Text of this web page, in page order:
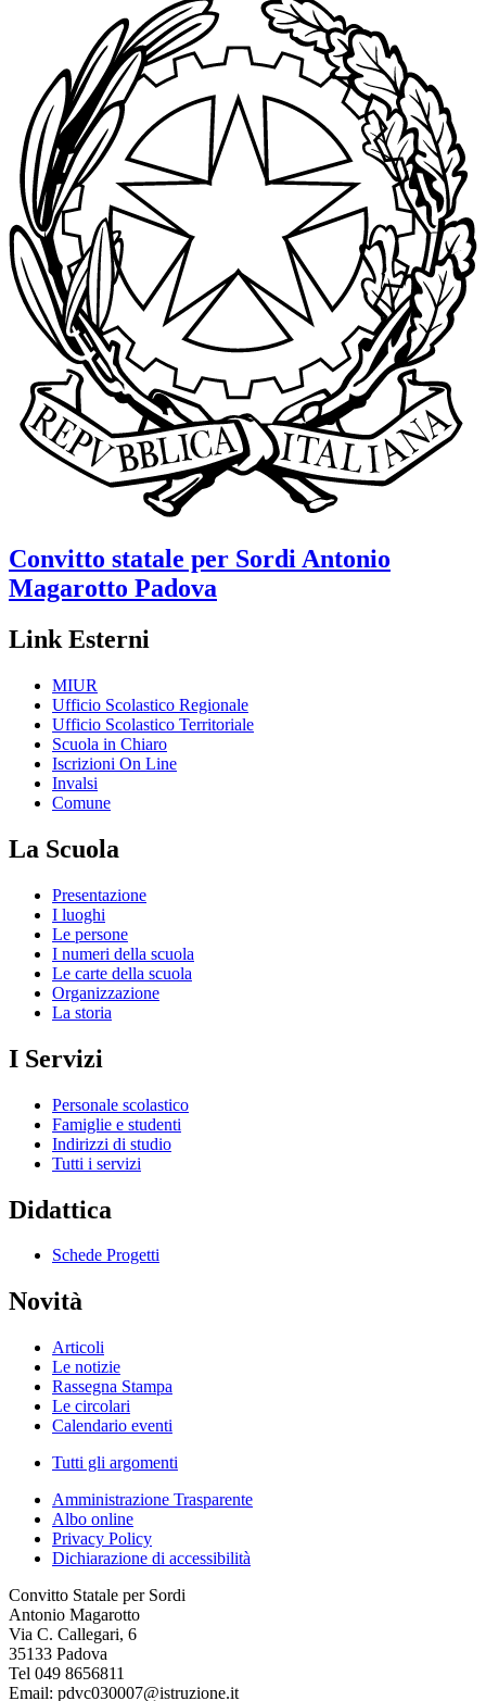
Convitto statale per Sordi Antonio
Magarotto Padova
Link Esterni
MIUR
Ufficio Scolastico Regionale
Ufficio Scolastico Territoriale
Scuola in Chiaro
Iscrizioni On Line
Invalsi
Comune
La Scuola
Presentazione
I luoghi
Le persone
I numeri della scuola
Le carte della scuola
Organizzazione
La storia
I Servizi
Personale scolastico
Famiglie e studenti
Indirizzi di studio
Tutti i servizi
Didattica
Schede Progetti
Novità
Articoli
Le notizie
Rassegna Stampa
Le circolari
Calendario eventi
Tutti gli argomenti
Amministrazione Trasparente
Albo online
Privacy Policy
Dichiarazione di accessibilità
Convitto Statale per Sordi
Antonio Magarotto
Via C. Callegari, 6
35133 Padova
Tel 049 8656811
Email: pdvc030007@istruzione.it